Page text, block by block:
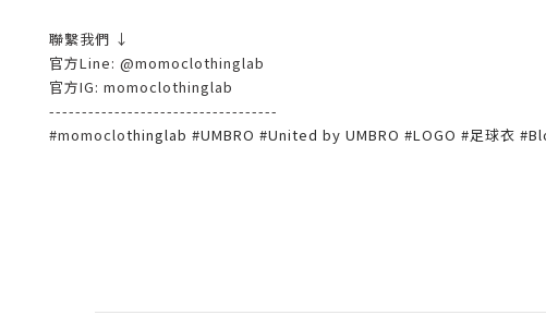
聯繫我們 ↓
官方Line: @momoclothinglab
官方IG: momoclothinglab
-----------------------------------
#momoclothinglab #UMBRO #United by UMBRO #LOGO #足球衣